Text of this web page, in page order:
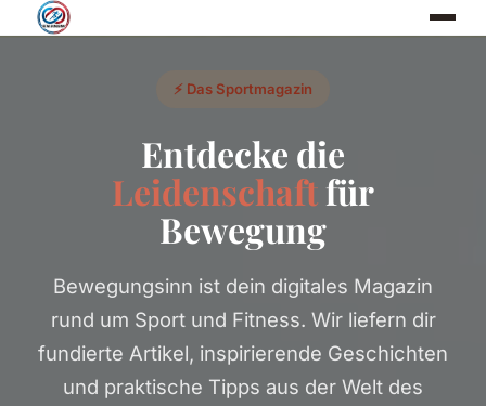
⚡ Das Sportmagazin
Entdecke die
Leidenschaftfür
Bewegung
Bewegungsinn ist dein digitales Magazin
rund um Sport und Fitness. Wir liefern dir
fundierte Artikel, inspirierende Geschichten
und praktische Tipps aus der Welt des